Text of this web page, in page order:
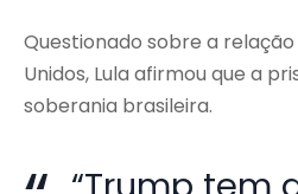
Questionado sobre a
Unidos, Lula afirmou que a
soberania brasileira.